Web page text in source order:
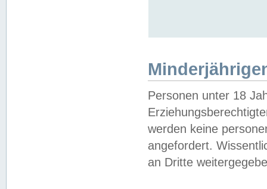
Personen unter 18
werden keine
angefordert.
an Dritte